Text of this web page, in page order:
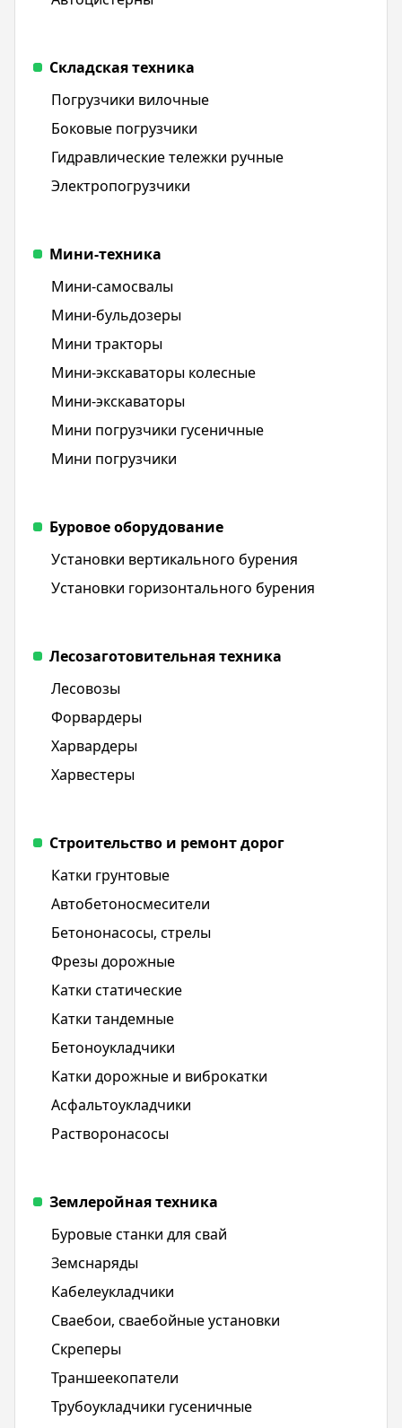
Складская техника
Погрузчики вилочные
Боковые погрузчики
Гидравлические тележки ручные
Электропогрузчики
Мини-техника
Мини-самосвалы
Мини-бульдозеры
Мини тракторы
Мини-экскаваторы колесные
Мини-экскаваторы
Мини погрузчики гусеничные
Мини погрузчики
Буровое оборудование
Установки вертикального бурения
Установки горизонтального бурения
Лесозаготовительная техника
Лесовозы
Форвардеры
Харвардеры
Харвестеры
Строительство и ремонт дорог
Катки грунтовые
Автобетоносмесители
Бетононасосы, стрелы
Фрезы дорожные
Катки статические
Катки тандемные
Бетоноукладчики
Катки дорожные и виброкатки
Асфальтоукладчики
Растворонасосы
Землеройная техника
Буровые станки для свай
Земснаряды
Кабелеукладчики
Сваебои, сваебойные установки
Скреперы
Траншеекопатели
Трубоукладчики гусеничные